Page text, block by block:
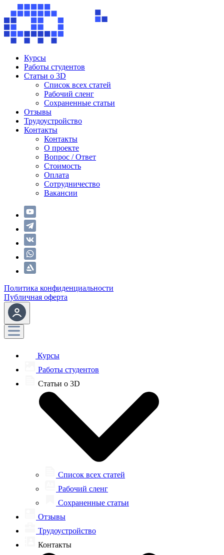
Курсы
Работы студентов
Статьи о 3D
Список всех статей
Рабочий сленг
Сохраненные статьи
Отзывы
Трудоустройство
Контакты
Контакты
О проекте
Вопрос / Ответ
Стоимость
Оплата
Сотрудничество
Вакансии
Политика конфиденциальности
Публичная оферта
Курсы
Работы студентов
Статьи о 3D
Список всех статей
Рабочий сленг
Сохраненные статьи
Отзывы
Трудоустройство
Контакты